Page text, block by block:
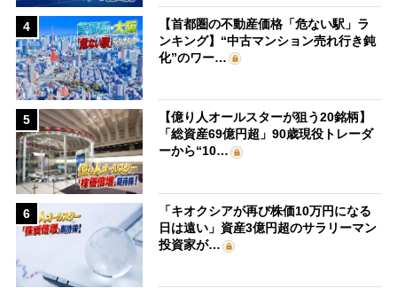
4
【首都圏の不動産価格「危ない駅」ラ
ンキング】“中古マンション売れ行き鈍
化”のワー…
5
【億り人オールスターが狙う20銘柄】
「総資産69億円超」90歳現役トレーダ
ーから“10…
6
「キオクシアが再び株価10万円になる
日は遠い」資産3億円超のサラリーマン
投資家が…